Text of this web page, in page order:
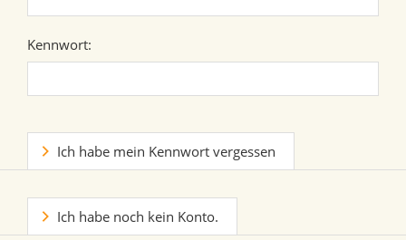
Kennwort:
Ich habe mein Kennwort vergessen
Ich habe noch kein Konto.